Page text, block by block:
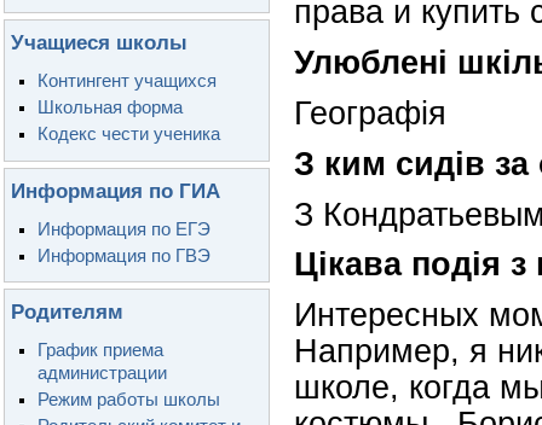
Учащиеся школы
Контингент учащихся
Школьная форма
Кодекс чести ученика
Информация по ГИА
Информация по ЕГЭ
Информация по ГВЭ
Родителям
График приема
администрации
Режим работы школы
права и купить
Улюблені
Географія
З ким сидів
З
Цікава подія
Интересных
Например, я
школе, когда